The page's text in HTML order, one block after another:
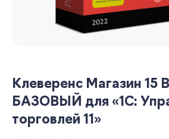
Клеверенс Магазин
БАЗОВЫЙ для «1С:
торговлей 11»